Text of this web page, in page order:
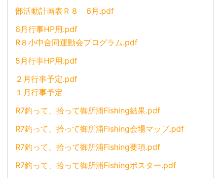
部活動計画表Ｒ８ 6月.pdf
6月行事HP用.pdf
R８小中合同運動会プログラム.pdf
5月行事HP用.pdf
２月行事予定.pdf
１月行事予定
R7釣って、拾って御所浦Fishing結果.pdf
R7釣って、拾って御所浦Fishing会場マップ.pdf
R7釣って、拾って御所浦Fishing要項.pdf
R7釣って、拾って御所浦Fishingポスター.pdf